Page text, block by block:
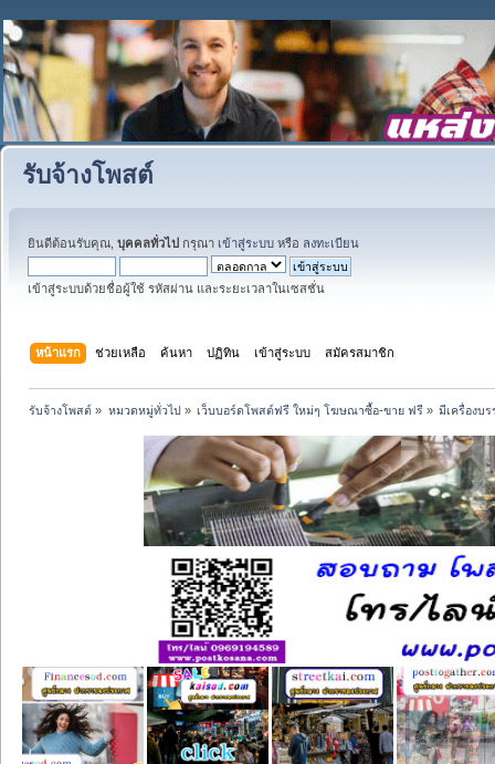
รับจ้างโพสต์
ยินดีต้อนรับคุณ, บุคคลทั่วไป กรุณา เข้าสู่ระบบ หรือ ลงทะเบียน
เข้าสู่ระบบด้วยชื่อผู้ใช้ รหัสผ่าน และระยะเวลาในเซสชั่น
หน้าแรก ช่วยเหลือ ค้นหา ปฏิทิน เข้าสู่ระบบ สมัครสมาชิก
รับจ้างโพสต์ » หมวดหมู่ทั่วไป» เว็บบอร์ดโพสต์ฟรี ใหม่ๆ โฆษณาซื้อ-ขาย ฟรี» มีเครื่องบ